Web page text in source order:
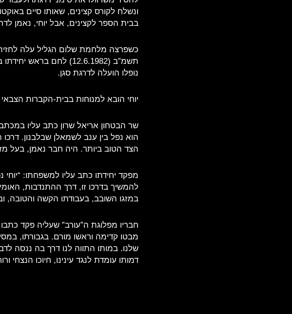
ונשלח לקורס קצינים, שאותו סיים
בבית הספר לקצינים, אבל יוחי, נאמן
כשפרצה מלחמת שלום הגליל עלה לחזית
נופלו הועלה לדרגת סגן.
יוחי הובא למנוחות בבית-הקברות
שר הבטחון אריאל שרון כתב עליו
הוא נפל בין ענב לשמאלן שבלבנון.
הצד הטוב ביותר. היה חבר נאמן, בעל
מפקד יחידתו כתב עליו למשפחתו: “יוחי
להמשיך בדרכו זו, דרך ההתנדבות,
במזגו השובב, בעבודתו הקשה והטובה,
חבריו מפלוגת ה”עורב” שעליה פקד
מבטו קדימה וראשו מורם. בגבורתו,
שלנו. במותו התווה לנו דרך בה ננסה
דמותו עומדת לנגד עינינו, חיוכו